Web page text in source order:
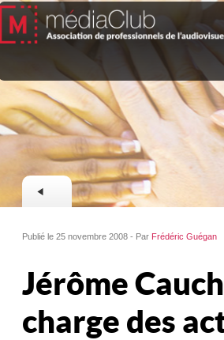
Publié le 25 novembre 2008 - Par Frédéric Guégan
Jérôme
charge des